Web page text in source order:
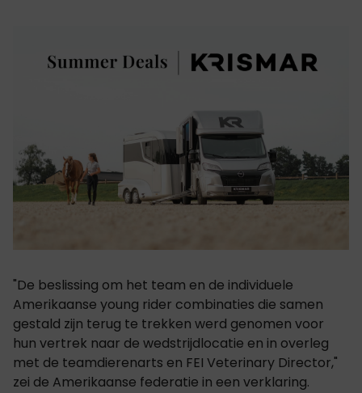
"De beslissing om het team en de individuele
Amerikaanse young rider combinaties die samen
gestald zijn terug te trekken werd genomen voor
hun vertrek naar de wedstrijdlocatie en in overleg
met de teamdierenarts en FEI Veterinary Director,"
zei de Amerikaanse federatie in een verklaring.